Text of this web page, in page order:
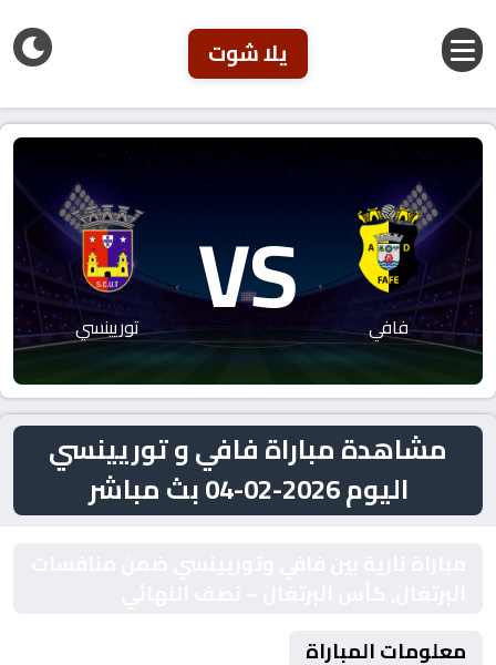
يلا شوت
فافي VS توريينسي
مشاهدة مباراة فافي و توريينسي
اليوم 2026-02-04 بث مباشر
معلومات المباراة